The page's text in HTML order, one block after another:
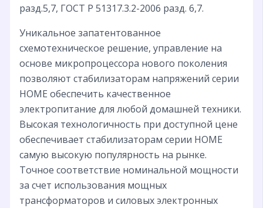
разд.5,7, ГОСТ Р 51317.3.2-2006 разд. 6,7.
Уникальное запатентованное
схемотехническое решение, управление на
основе микропроцессора нового поколения
позволяют стабилизаторам напряжений серии
HOME обеспечить качественное
электропитание для любой домашней техники.
Высокая технологичность при доступной цене
обеспечивает стабилизаторам серии HOME
самую высокую популярность на рынке.
Точное соответствие номинальной мощности
за счет использования мощных
трансформаторов и силовых электронных